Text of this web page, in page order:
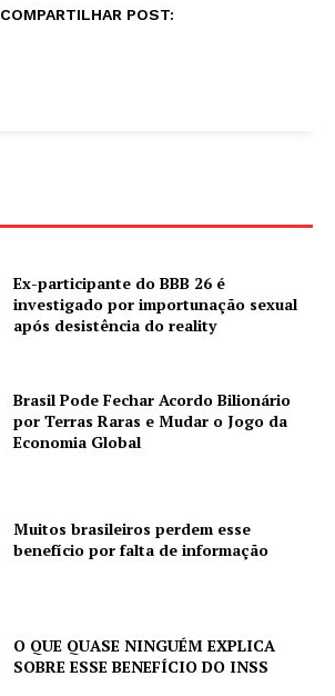
COMPARTILHAR POST:
Ex-participante do BBB 26 é
investigado por importunação sexual
após desistência do reality
Brasil Pode Fechar Acordo Bilionário
por Terras Raras e Mudar o Jogo da
Economia Global
Muitos brasileiros perdem esse
benefício por falta de informação
O QUE QUASE NINGUÉM EXPLICA
SOBRE ESSE BENEFÍCIO DO INSS